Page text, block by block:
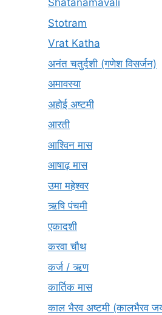
Shatanamavali
Stotram
Vrat Katha
अनंत चतुर्दशी (गणेश विसर्जन)
अमावस्या
अहोई अष्टमी
आरती
आश्विन मास
आषाढ़ मास
उमा महेश्वर
ऋषि पंचमी
एकादशी
करवा चौथ
कर्ज / ऋण
कार्तिक मास
काल भैरव अष्टमी (कालभैरव